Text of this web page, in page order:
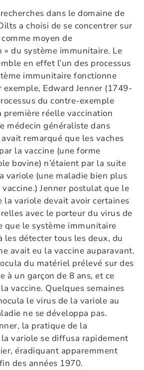
dans le domaine de
a choisi de se concentrer sur
moyen de
» du système immunitaire. Le
en effet l’un des processus
immunitaire fonctionne
Edward Jenner (1749-
du contre-exemple
première réelle vaccination
médecin généraliste dans
remarqué que les vaches
la vaccine (une forme
bovine) n’étaient par la suite
variole (une maladie bien plus
Jenner postulat que le
la variole devait avoir certaines
avec le porteur du virus de
que le système immunitaire
les détecter tous les deux, du
avait eu la vaccine auparavant.
du matériel prélevé sur des
à un garçon de 8 ans, et ce
vaccine. Quelques semaines
le virus de la variole au
ne se développa pas.
la pratique de la
variole se diffusa rapidement
éradiquant apparemment
des années 1970.